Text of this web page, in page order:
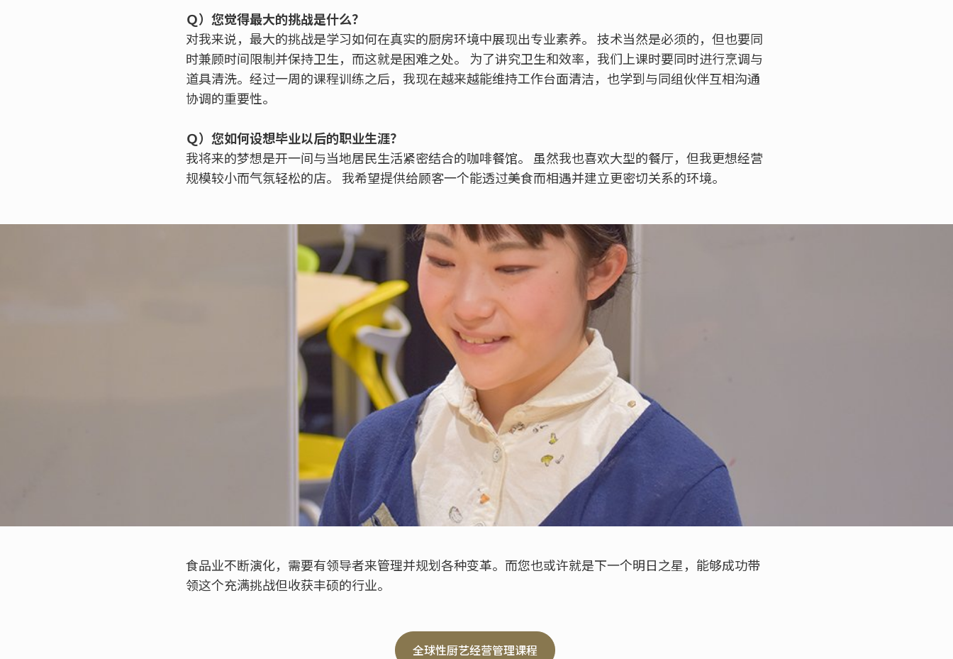
Ｑ）您觉得最大的挑战是什么？
对我来说，最大的挑战是学习如何在真实的厨房环境中展现出专业素养。 技术当然是必须的，但也要同
时兼顾时间限制并保持卫生，而这就是困难之处。 为了讲究卫生和效率，我们上课时要同时进行烹调与
道具清洗。经过一周的课程训练之后，我现在越来越能维持工作台面清洁，也学到与同组伙伴互相沟通
协调的重要性。
Ｑ）您如何设想毕业以后的职业生涯？
我将来的梦想是开一间与当地居民生活紧密结合的咖啡餐馆。 虽然我也喜欢大型的餐厅，但我更想经营
规模较小而气氛轻松的店。 我希望提供给顾客一个能透过美食而相遇并建立更密切关系的环境。
食品业不断演化，需要有领导者来管理并规划各种变革。而您也或许就是下一个明日之星，能够成功带
领这个充满挑战但收获丰硕的行业。
全球性厨艺经营管理课程